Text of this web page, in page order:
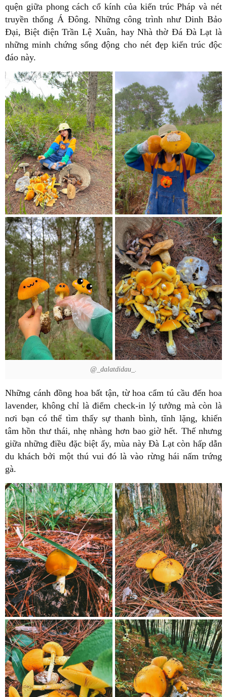
quện giữa phong cách cổ kính của kiến trúc Pháp và nét
truyền thống Á Đông. Những công trình như Dinh Bảo
Đại, Biệt điện Trần Lệ Xuân, hay Nhà thờ Đá Đà Lạt là
những minh chứng sống động cho nét đẹp kiến trúc độc
đáo này.
@_dalatdidau_.
Những cánh đồng hoa bất tận, từ hoa cẩm tú cầu đến hoa
lavender, không chỉ là điểm check-in lý tưởng mà còn là
nơi bạn có thể tìm thấy sự thanh bình, tĩnh lặng, khiến
tâm hồn thư thái, nhẹ nhàng hơn bao giờ hết. Thế nhưng
giữa những điều đặc biệt ấy, mùa này Đà Lạt còn hấp dẫn
du khách bởi một thú vui đó là vào rừng hái nấm trứng
gà.